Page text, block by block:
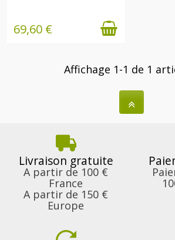
69,60 €
Affichage 1-1 de 1
Livraison gratuite
A partir de 100 €
France
A partir de 150 €
Europe